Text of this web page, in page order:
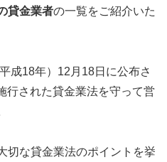
貸金業者の一覧をご紹介いた
成18年）12月18日に公布さ
行された貸金業法を守って営
切な貸金業法のポイントを挙